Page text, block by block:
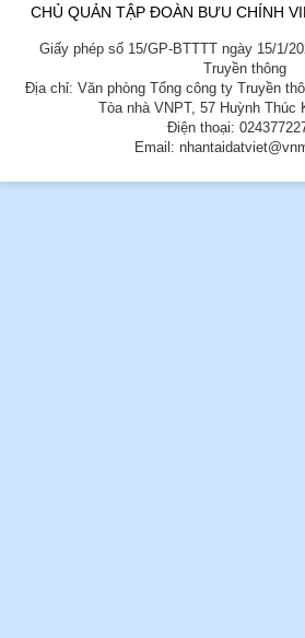
CHỦ QUẢN TẬP ĐOÀN BƯU CHÍNH
Giấy phép số 15/GP-BTTTT ngày 15/1/
Truyền thông
Địa chỉ: Văn phòng Tổng công ty Truyền
Tòa nhà VNPT, 57 Huỳnh Thúc
Điện thoại:
Email: